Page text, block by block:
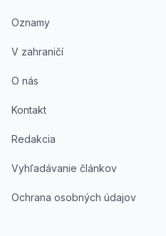
Oznamy
V zahraničí
O nás
Kontakt
Redakcia
Vyhľadávanie článkov
Ochrana osobných údajov